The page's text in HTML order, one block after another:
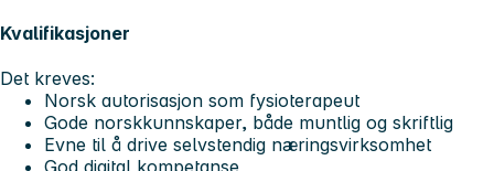
Kvalifikasjoner
Det kreves:
Norsk autorisasjon som fysioterapeut
Gode norskkunnskaper, både muntlig og skriftlig
Evne til å drive selvstendig næringsvirksomhet